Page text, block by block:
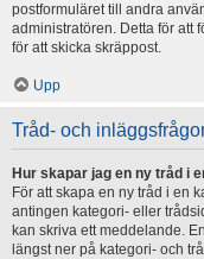
postformuläret till andra
administratören. Detta för att
för att skicka skräppost.
Upp
Tråd- och
Hur skapar jag en ny tråd i
För att skapa en ny tråd i en
antingen kategori- eller
kan skriva ett meddelande.
längst ner på kategori- och